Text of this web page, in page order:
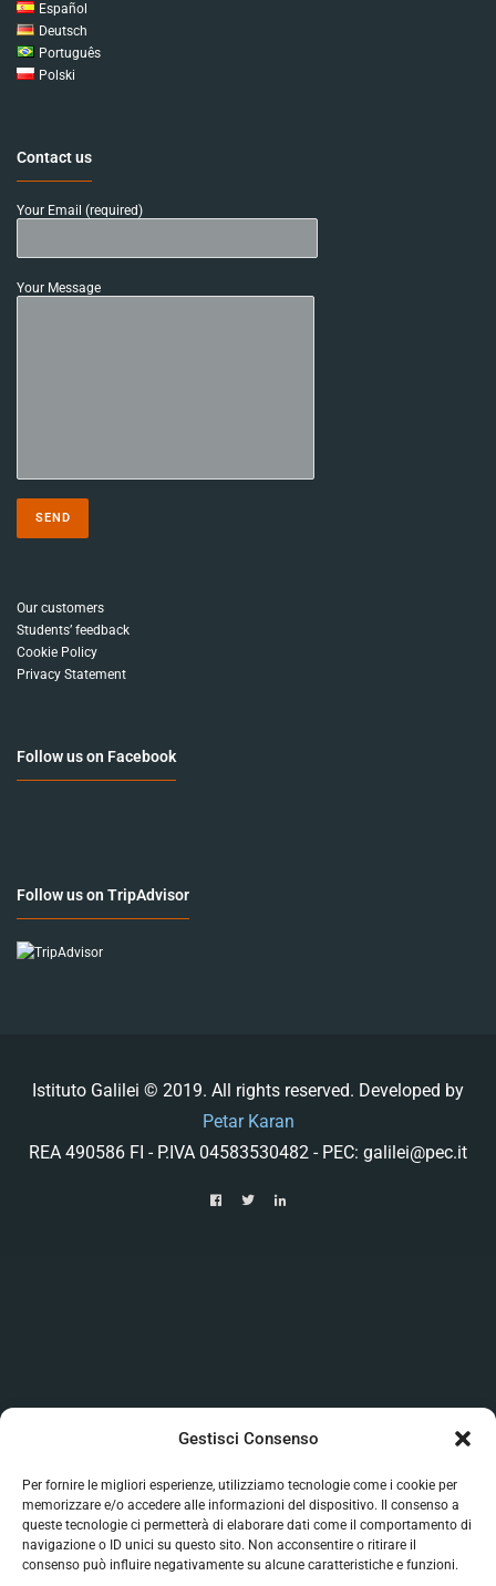
Gestisci Consenso
Per fornire le migliori esperienze, utilizziamo tecnologie come i cookie per
memorizzare e/o accedere alle informazioni del dispositivo. Il consenso a
queste tecnologie ci permetterà di elaborare dati come il comportamento di
navigazione o ID unici su questo sito. Non acconsentire o ritirare il
consenso può influire negativamente su alcune caratteristiche e funzioni.
Español
Deutsch
Português
Polski
Contact us
Your Email (required)
Your Message
Our customers
Students’ feedback
Cookie Policy
Privacy Statement
Follow us on Facebook
Follow us on TripAdvisor
Istituto Galilei © 2019. All rights reserved. Developed by
Petar Karan
REA 490586 FI - P.IVA 04583530482 - PEC: galilei@pec.it